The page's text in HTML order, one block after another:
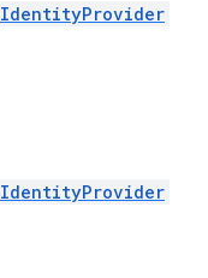
IdentityProvider
IdentityProvider